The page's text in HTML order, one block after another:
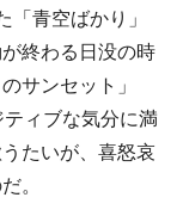
青空ばかり」
終わる日没の時
サンセット」
ィブな気分に満
たいが、喜怒哀
。